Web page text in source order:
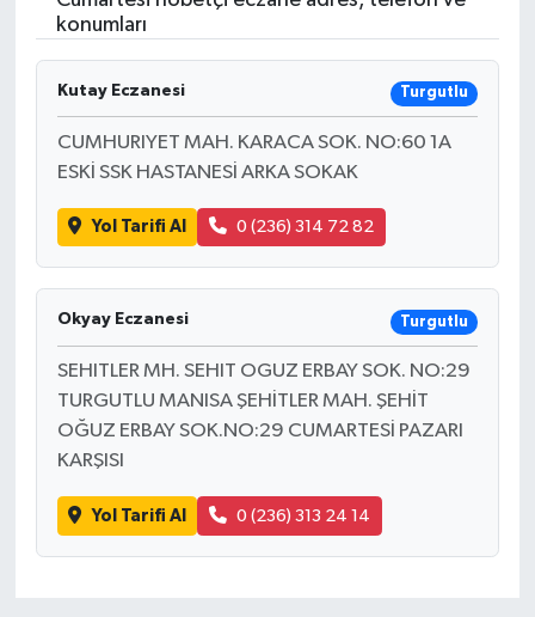
konumları
Kutay Eczanesi Turgutlu
CUMHURIYET MAH. KARACA SOK. NO:60 1A
ESKİ SSK HASTANESİ ARKA SOKAK
Yol Tarifi Al 0 (236) 314 72 82
Okyay Eczanesi Turgutlu
SEHITLER MH. SEHIT OGUZ ERBAY SOK. NO:29
TURGUTLU MANISA ŞEHİTLER MAH. ŞEHİT
OĞUZ ERBAY SOK.NO:29 CUMARTESİ PAZARI
KARŞISI
Yol Tarifi Al 0 (236) 313 24 14